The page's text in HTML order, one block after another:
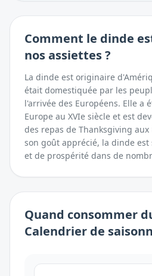
Comment le dinde
nos assiettes ?
La dinde est originaire
était domestiquée par les
l'arrivée des Européens. Elle a
Europe au XVIe siècle et est
des repas de Thanksgiving
son goût apprécié, la dinde
et de prospérité dans de
Quand consommer
Calendrier de